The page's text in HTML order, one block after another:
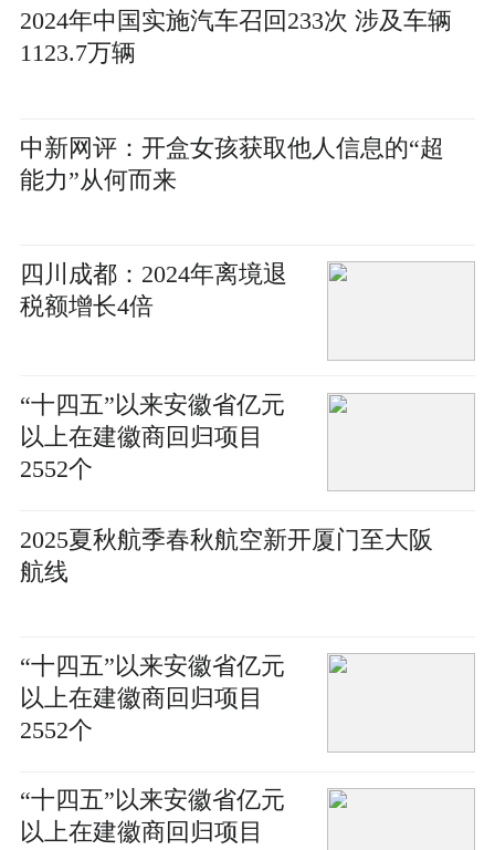
2024年中国实施汽车召回233次 涉及车辆
1123.7万辆
中新网评：开盒女孩获取他人信息的“超
能力”从何而来
四川成都：2024年离境退
税额增长4倍
“十四五”以来安徽省亿元
以上在建徽商回归项目
2552个
2025夏秋航季春秋航空新开厦门至大阪
航线
“十四五”以来安徽省亿元
以上在建徽商回归项目
2552个
“十四五”以来安徽省亿元
以上在建徽商回归项目